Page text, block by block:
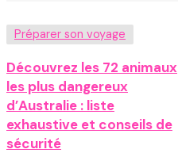
Préparer son voyage
Découvrez les 72 animaux
les plus dangereux
d’Australie : liste
exhaustive et conseils de
sécurité